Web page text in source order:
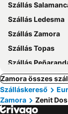
Szállás
Szállás Ledesma
Szállás Zamora
Szállás Topas
Szállás Peñaranda
Zamora összes
Szálláskereső
Zamora
Zenit